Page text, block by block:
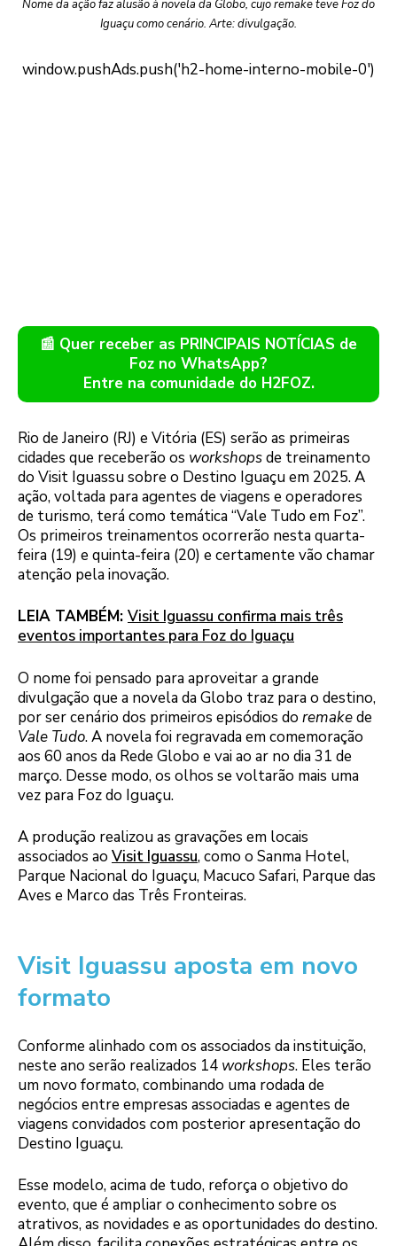
Nome da ação faz alusão à novela da Globo, cujo remake teve Foz do
Iguaçu como cenário. Arte: divulgação.
📰 Quer receber as PRINCIPAIS NOTÍCIAS de
Foz no WhatsApp?
Entre na comunidade do H2FOZ.
Rio de Janeiro (RJ) e Vitória (ES) serão as primeiras
cidades que receberão os workshopsde treinamento
do Visit Iguassu sobre o Destino Iguaçu em 2025. A
ação, voltada para agentes de viagens e operadores
de turismo, terá como temática “Vale Tudo em Foz”.
Os primeiros treinamentos ocorrerão nesta quarta-
feira (19) e quinta-feira (20) e certamente vão chamar
atenção pela inovação.
LEIA TAMBÉM: Visit Iguassu confirma mais três
eventos importantes para Foz do Iguaçu
O nome foi pensado para aproveitar a grande
divulgação que a novela da Globo traz para o destino,
por ser cenário dos primeiros episódios do remakede
Vale Tudo. A novela foi regravada em comemoração
aos 60 anos da Rede Globo e vai ao ar no dia 31 de
março. Desse modo, os olhos se voltarão mais uma
vez para Foz do Iguaçu.
A produção realizou as gravações em locais
associados ao Visit Iguassu, como o Sanma Hotel,
Parque Nacional do Iguaçu, Macuco Safari, Parque das
Aves e Marco das Três Fronteiras.
Visit Iguassu aposta em novo
formato
Conforme alinhado com os associados da instituição,
neste ano serão realizados 14 workshops. Eles terão
um novo formato, combinando uma rodada de
negócios entre empresas associadas e agentes de
viagens convidados com posterior apresentação do
Destino Iguaçu.
Esse modelo, acima de tudo, reforça o objetivo do
evento, que é ampliar o conhecimento sobre os
atrativos, as novidades e as oportunidades do destino.